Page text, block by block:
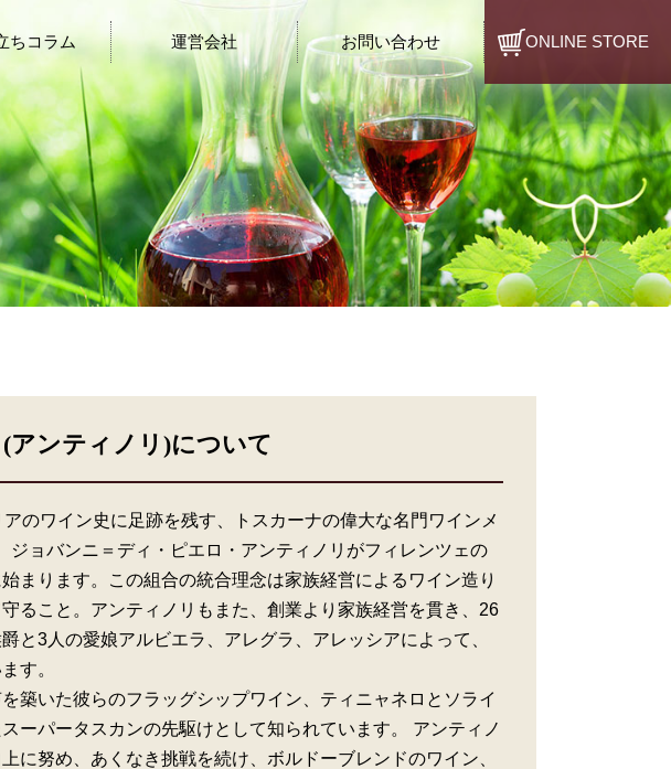
ちコラム 運営会社 お問い合わせ ONLINE STORE
アンティノリ)について
のワイン史に足跡を残す、トスカーナの偉大な名門ワインメ
ジョバンニ＝ディ・ピエロ・アンティノリがフィレンツェの
まります。この組合の統合理念は家族経営によるワイン造り
ること。アンティノリもまた、創業より家族経営を貫き、26
と3人の愛娘アルビエラ、アレグラ、アレッシアによって、
す。
築いた彼らのフラッグシップワイン、ティニャネロとソライ
ーパータスカンの先駆けとして知られています。 アンティノ
に努め、あくなき挑戦を続け、ボルドーブレンドのワイン、